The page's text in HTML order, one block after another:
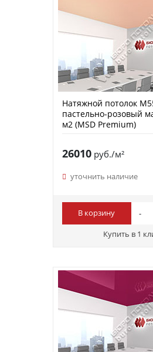
Натяжной потолок
пастельно-розовый
м2 (MSD Premium)
26010руб./м²
уточнить наличие
В корзину
Купить в 1